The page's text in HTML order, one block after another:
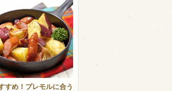
すめ！プレモルに合う